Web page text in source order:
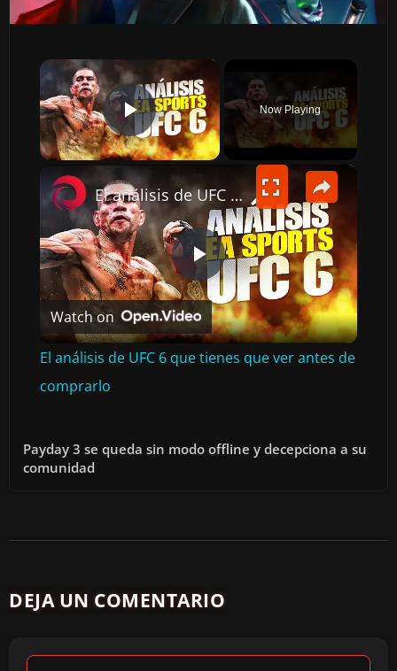
×
PLAY VIDEO
Now Playing
×
P
L
Y
I
D
E
El análisis de UFC 6 que tienes que ver antes de comprarlo
Watch on
El análisis de UFC 6 que tienes que ver antes de
comprarlo
Payday 3 se queda sin modo offline y decepciona a su
comunidad
DEJA UN COMENTARIO